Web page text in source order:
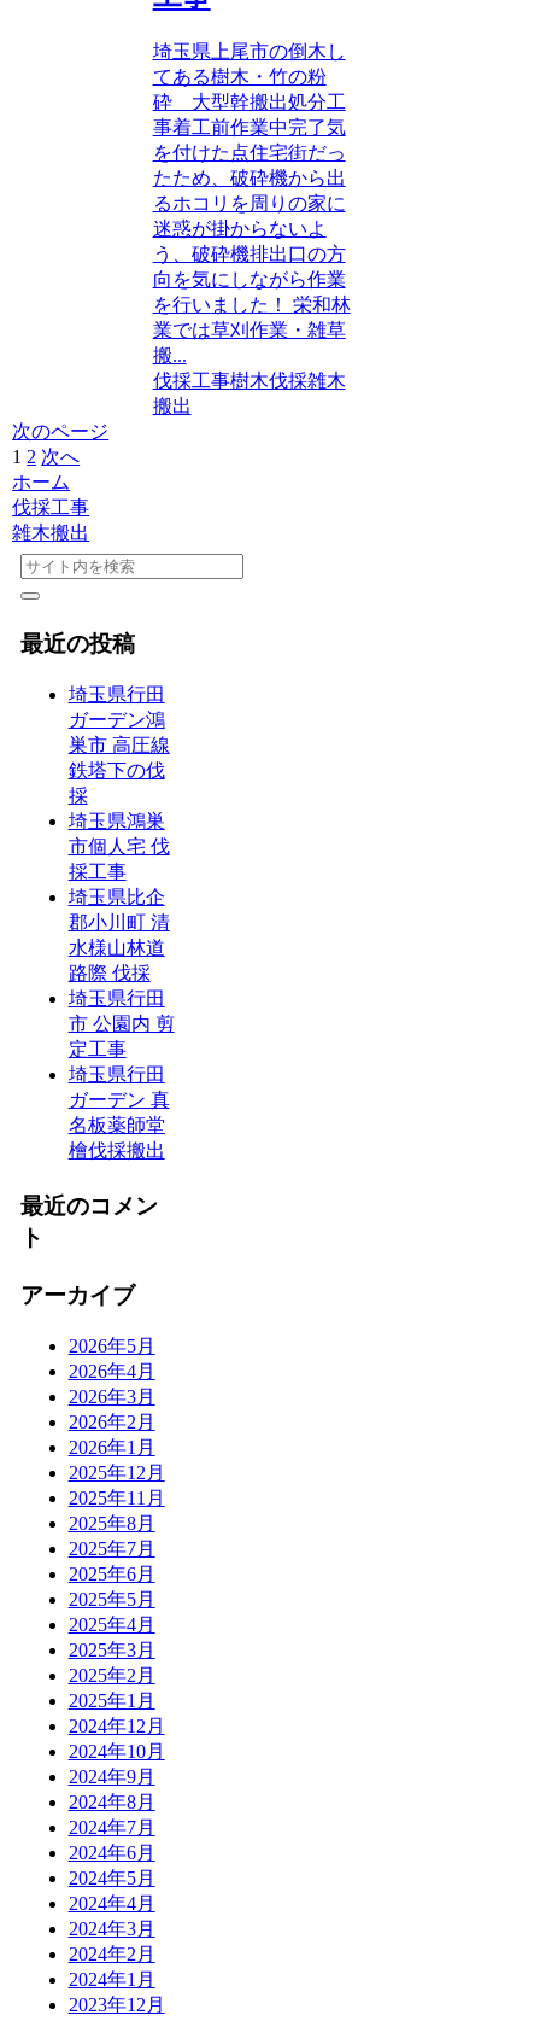
埼玉県上尾市の倒木し
てある樹木・竹の粉
砕 大型幹搬出処分工
事着工前作業中完了気
を付けた点住宅街だっ
たため、破砕機から出
るホコリを周りの家に
迷惑が掛からないよ
う、破砕機排出口の方
向を気にしながら作業
を行いました！ 栄和林
業では草刈作業・雑草
搬...
伐採工事樹木伐採雑木
搬出
次のページ
1 2 次へ
ホーム
伐採工事
雑木搬出
最近の投稿
埼玉県行田
ガーデン鴻
巣市 高圧線
鉄塔下の伐
採
埼玉県鴻巣
市個人宅 伐
採工事
埼玉県比企
郡小川町 清
水様山林道
路際 伐採
埼玉県行田
市 公園内 剪
定工事
埼玉県行田
ガーデン 真
名板薬師堂
檜伐採搬出
最近のコメン
ト
アーカイブ
2026年5月
2026年4月
2026年3月
2026年2月
2026年1月
2025年12月
2025年11月
2025年8月
2025年7月
2025年6月
2025年5月
2025年4月
2025年3月
2025年2月
2025年1月
2024年12月
2024年10月
2024年9月
2024年8月
2024年7月
2024年6月
2024年5月
2024年4月
2024年3月
2024年2月
2024年1月
2023年12月